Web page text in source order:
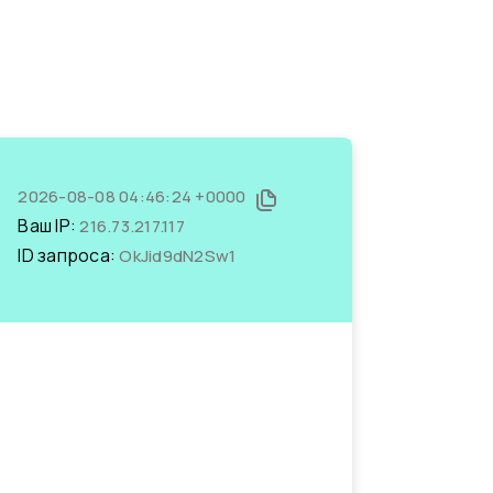
2026-08-08 04:46:24 +0000
Ваш IP:216.73.217.117
ID запроса:OkJid9dN2Sw1